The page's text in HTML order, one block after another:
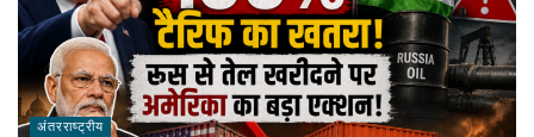
अंतरराष्ट्रीय